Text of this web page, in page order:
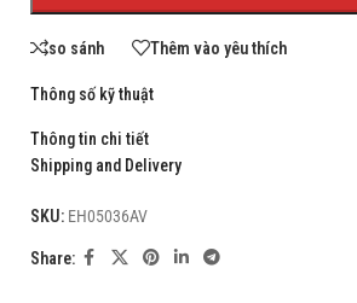
Hidden sidebar
No page heading
Small categories menu
Products list view
With background
Category description
Header overlap
so sánh Thêm vào yêu thích
Thông số kỹ thuật
Thông tin chi tiết
Shipping and Delivery
SKU: EH05036AV
Share: